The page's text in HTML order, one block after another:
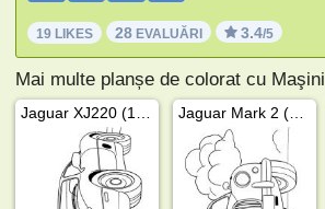
19 LIKES 28 EVALUĂRI 3.4/5
Mai multe planșe de colorat cu Maşini